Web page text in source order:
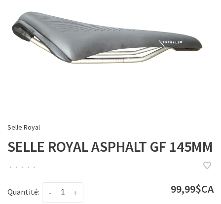
Selle Royal
SELLE ROYAL ASPHALT GF 145MM
• • • • •
Quantité: +
- 99,99$CA